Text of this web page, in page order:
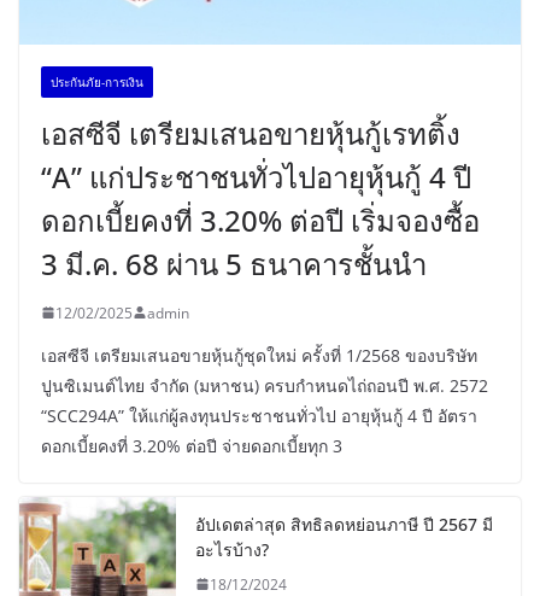
ประกันภัย-การเงิน
เอสซีจี เตรียมเสนอขายหุ้นกู้เรทติ้ง
“A” แก่ประชาชนทั่วไปอายุหุ้นกู้ 4 ปี
ดอกเบี้ยคงที่ 3.20% ต่อปี เริ่มจองซื้อ
3 มี.ค. 68 ผ่าน 5 ธนาคารชั้นนำ
12/02/2025 admin
เอสซีจี เตรียมเสนอขายหุ้นกู้ชุดใหม่ ครั้งที่ 1/2568 ของบริษัท
ปูนซิเมนต์ไทย จำกัด (มหาชน) ครบกำหนดไถ่ถอนปี พ.ศ. 2572
“SCC294A” ให้แก่ผู้ลงทุนประชาชนทั่วไป อายุหุ้นกู้ 4 ปี อัตรา
ดอกเบี้ยคงที่ 3.20% ต่อปี จ่ายดอกเบี้ยทุก 3
อัปเดตล่าสุด สิทธิลดหย่อนภาษี ปี 2567 มี
อะไรบ้าง?
18/12/2024